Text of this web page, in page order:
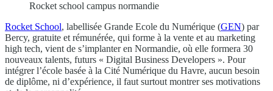
Rocket school campus normandie
Rocket School, labellisée Grande Ecole du Numérique (GEN) par
Bercy, gratuite et rémunérée, qui forme à la vente et au marketing
high tech, vient de s’implanter en Normandie, où elle formera 30
nouveaux talents, futurs « Digital Business Developers ». Pour
intégrer l’école basée à la Cité Numérique du Havre, aucun besoin
de diplôme, ni d’expérience, il faut surtout montrer ses motivations